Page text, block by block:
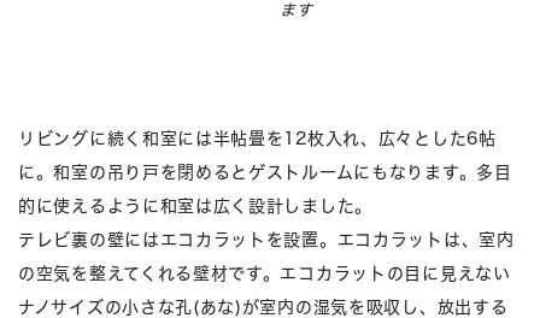
ます
リビングに続く和室には半帖畳を12枚入れ、広々とした6帖
に。和室の吊り戸を閉めるとゲストルームにもなります。多目
的に使えるように和室は広く設計しました。
テレビ裏の壁にはエコカラットを設置。エコカラットは、室内
の空気を整えてくれる壁材です。エコカラットの目に見えない
ナノサイズの小さな孔(あな)が室内の湿気を吸収し、放出する